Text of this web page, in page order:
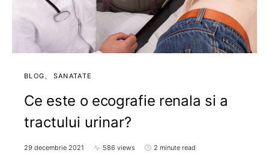
BLOG SANATATE
Ce este o ecografie renala si a
tractului urinar?
29 decembrie 2021 586 views 2 minute read